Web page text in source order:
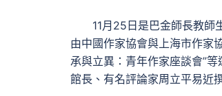
11月25日是巴金師長教師
由中國作家協會與上海市作家
承與立異：青年作家座談會”
館長、有名評論家周立平易近